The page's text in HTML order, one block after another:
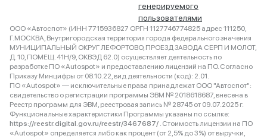
генерируемого
пользователями
ООО «Автоспот» (ИНН 7715936827 ОРГН 1127746774825 адрес 111250,
Г.МОСКВА, Внутригородская территория города федерального значения
МУНИЦИПАЛЬНЫЙ ОКРУГ ЛЕФОРТОВО, ПРОЕЗД ЗАВОДА СЕРП И МОЛОТ,
Д. 10, ПОМЕЩ. 41Н/9, ОКВЭД 62.0) осуществляет деятельность по
разработке ПО «Autospot» и предоставлению лицензий на ПО. Согласно
Приказу Минцифры от 08.10.22, вид деятельности (код): 2.01.
ПО «Autospot» — исключительные права принадлежат ООО "Автоспот":
свидетельство о регистрации программы ЭВМ № 2018618687, внесена в
Реестр программ для ЭВМ, реестровая запись № 28745 от 09.07.2025 г.
Функциональные характеристики Программы указаны по ссылке:
https://reestr.digital.gov.ru/reestr/3467687/ . Стоимость лицензии на ПО
«Autospot» определяется либо как процент (от 2,5% до 3%) от выручки,